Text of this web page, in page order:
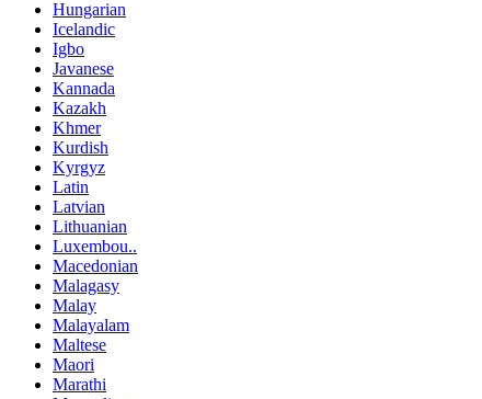
Hungarian
Icelandic
Igbo
Javanese
Kannada
Kazakh
Khmer
Kurdish
Kyrgyz
Latin
Latvian
Lithuanian
Luxembou..
Macedonian
Malagasy
Malay
Malayalam
Maltese
Maori
Marathi